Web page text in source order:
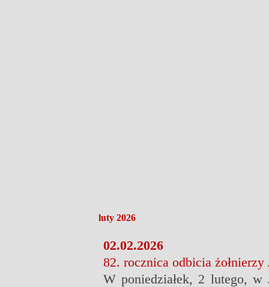
luty 2026
02.02.2026
82. rocznica odbicia
W poniedziałek, 2 lutego, w